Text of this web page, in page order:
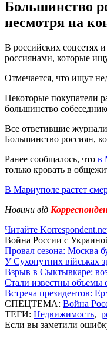
Большинство
несмотря на
В российских соцсетях
россиянами, которые
Отмечается, что ищут
Некоторые покупатели
большинство
Все ответившие
Большинство россиян,
Ранее сообщалось, что в
только кровать в
В Мариуполе растет
Новини від
Читайте
Война России с
Провал сезона: Москва
У Сухопутних військах
Взрыв в Сыктывкаре:
Стали известны объемы
Встреча президентов:
СПЕЦТЕМА: Война
ТЕГИ: Недвижимость,
Если вы заметили